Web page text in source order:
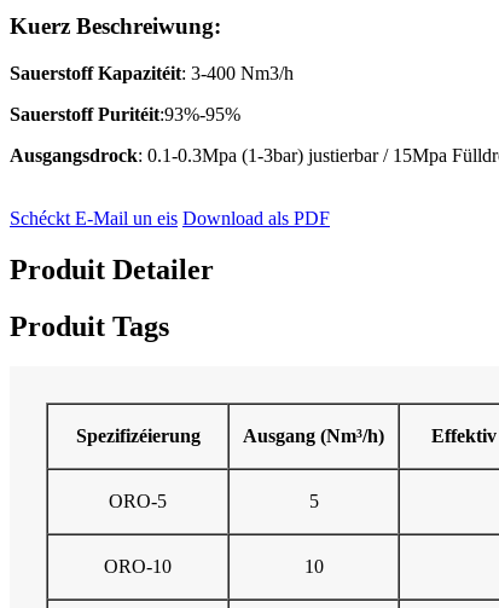
Kuerz Beschreiwung:
Sauerstoff Kapazitéit: 3-400 Nm3/h
Sauerstoff Puritéit:93%-95%
Ausgangsdrock: 0.1-0.3Mpa (1-3bar) justierbar / 15Mpa
Schéckt E-Mail un eis Download als PDF
Produit Detailer
Produit Tags
Spezifizéierung Ausgang (Nm³/h) Effektiv
ORO-5 5
ORO-10 10